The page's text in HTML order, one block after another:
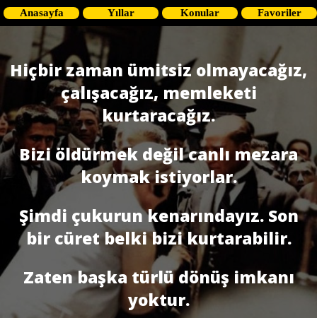
Anasayfa Yıllar Konular Favoriler
Hiçbir zaman ümitsiz olmayacağız,
çalışacağız, memleketi
kurtaracağız.
Bizi öldürmek değil canlı mezara
koymak istiyorlar.
Şimdi çukurun kenarındayız. Son
bir cüret belki bizi kurtarabilir.
Zaten başka türlü dönüş imkanı
yoktur.